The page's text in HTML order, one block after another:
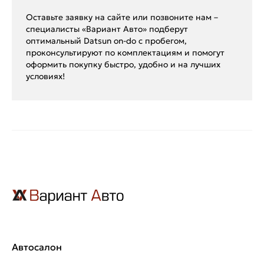
Оставьте заявку на сайте или позвоните нам –
специалисты «Вариант Авто» подберут
оптимальный Datsun on-do с пробегом,
проконсультируют по комплектациям и помогут
оформить покупку быстро, удобно и на лучших
условиях!
Автосалон